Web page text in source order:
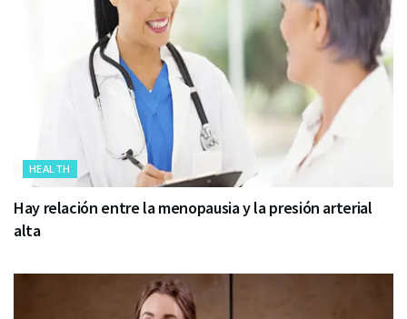
HEALTH
Hay relación entre la menopausia y la presión arterial
alta